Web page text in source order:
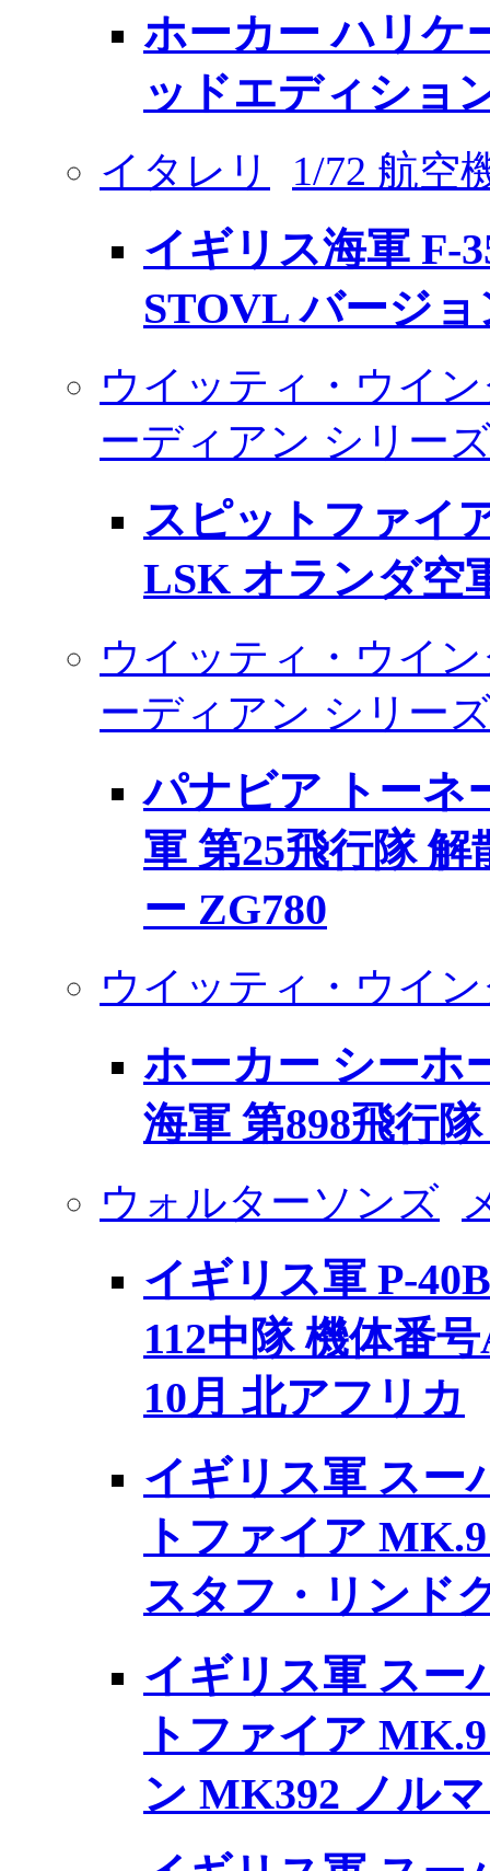
ホーカー ハリケ
ッドエディショ
イタレリ 1/72 航空
イギリス海軍 F-
STOVL バージョ
ウイッティ・ウイ
ーディアン シリー
スピットファイ
LSK オランダ空
ウイッティ・ウイ
ーディアン シリー
パナビア トーネ
軍 第25飛行隊
ー ZG780
ウイッティ・ウイ
ホーカー シーホ
海軍 第898飛行
ウォルターソンズ
イギリス軍 P-
112中隊 機体番
10月 北アフリカ
イギリス軍 スー
トファイア
スタフ・リンド
イギリス軍 スー
トファイア
ン MK392 ノル